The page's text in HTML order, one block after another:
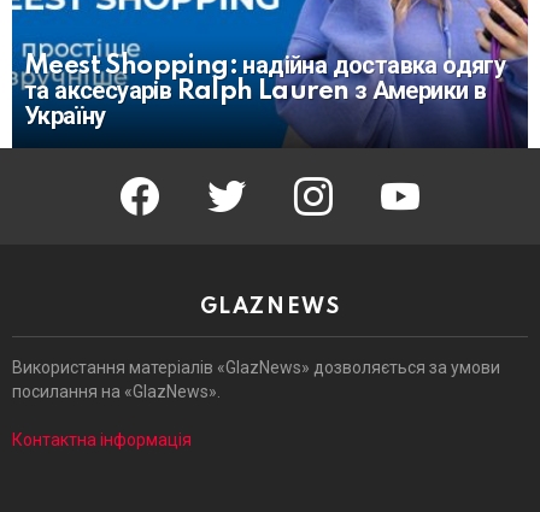
Meest Shopping: надійна доставка одягу
та аксесуарів Ralph Lauren з Америки в
Україну
facebook twitter instagram youtube
GLAZNEWS
Використання матеріалів «GlazNews» дозволяється за умови
посилання на «GlazNews».
Контактна інформація